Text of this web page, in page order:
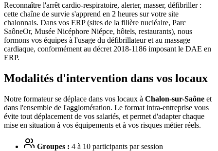
Reconnaître l'arrêt cardio-respiratoire, alerter, masser, défibriller :
cette chaîne de survie s'apprend en 2 heures sur votre site
chalonnais. Dans vos ERP (sites de la filière nucléaire, Parc
SaôneOr, Musée Nicéphore Niépce, hôtels, restaurants), nous
formons vos équipes à l'usage du défibrillateur et au massage
cardiaque, conformément au décret 2018-1186 imposant le DAE en
ERP.
Modalités d'intervention dans vos locaux
Notre formateur se déplace dans vos locaux à Chalon-sur-Saône et
dans l'ensemble de l'agglomération. Le format intra-entreprise vous
évite tout déplacement de vos salariés, et permet d'adapter chaque
mise en situation à vos équipements et à vos risques métier réels.
Groupes : 4 à 10 participants par session